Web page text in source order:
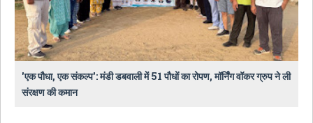
​'एक पौधा, एक संकल्प': मंडी डबवाली में 51 पौधों का रोपण, मॉर्निंग वॉकर ग्रुप ने ली
संरक्षण की कमान